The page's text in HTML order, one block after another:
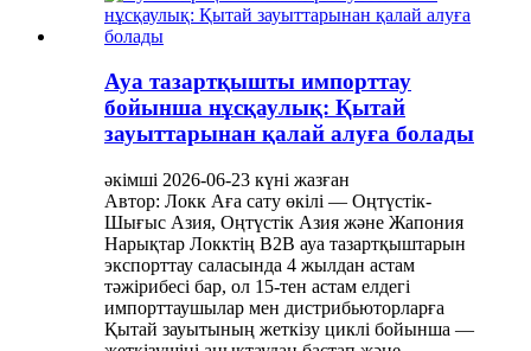
Ауа тазартқышты импорттау
бойынша нұсқаулық: Қытай
зауыттарынан қалай алуға болады
әкімші 2026-06-23 күні жазған
Автор: Локк Аға сату өкілі — Оңтүстік-
Шығыс Азия, Оңтүстік Азия және Жапония
Нарықтар Локктің B2B ауа тазартқыштарын
экспорттау саласында 4 жылдан астам
тәжірибесі бар, ол 15-тен астам елдегі
импорттаушылар мен дистрибьюторларға
Қытай зауытының жеткізу циклі бойынша —